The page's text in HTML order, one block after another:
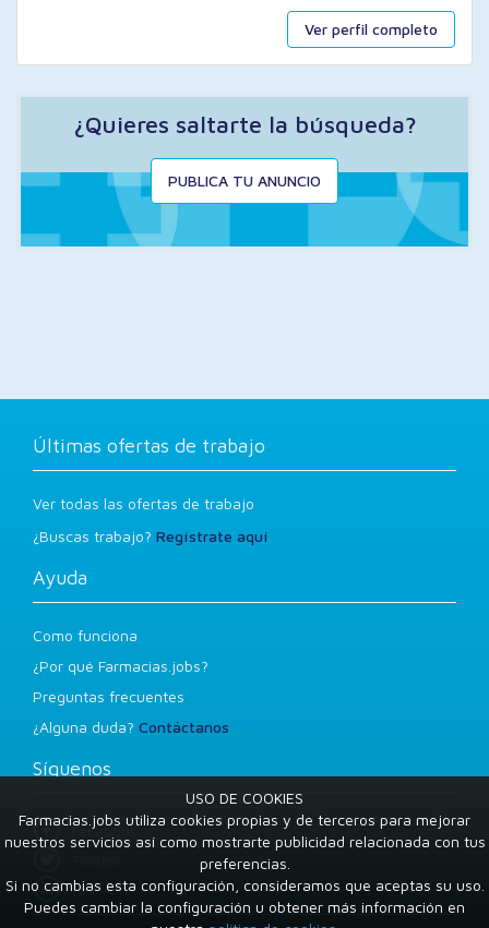
Ver perfil completo
¿Quieres saltarte la búsqueda?
PUBLICA TU ANUNCIO
Últimas ofertas de trabajo
Ver todas las ofertas de trabajo
¿Buscas trabajo? Regístrate aquí
Ayuda
Como funciona
¿Por qué Farmacias.jobs?
Preguntas frecuentes
¿Alguna duda? Contáctanos
Síguenos
Facebook
LinkedIn
USO DE COOKIES
Farmacias.jobs utiliza cookies propias y de terceros para mejorar
nuestros servicios así como mostrarte publicidad relacionada con tus
preferencias.
Si no cambias esta configuración, consideramos que aceptas su uso.
Puedes cambiar la configuración u obtener más información en